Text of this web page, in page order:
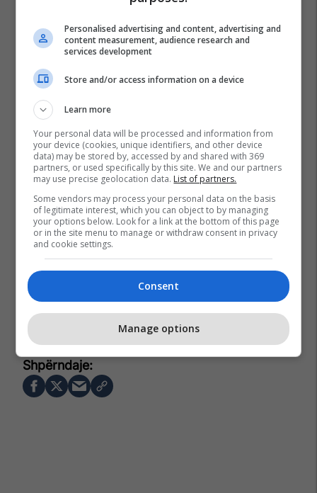
Ferizaj Lokale
Ministria E Infrastrukturës Dhe Transportit
Dimal Basha
Komuna E Shtimes
Ferizaj
Personalised advertising and content, advertising and
content measurement, audience research and
services development
Store and/or access information on a device
Learn more
Your personal data will be processed and information from
your device (cookies, unique identifiers, and other device
data) may be stored by, accessed by and shared with 369
partners, or used specifically by this site. We and our partners
may use precise geolocation data. List of partners.
Some vendors may process your personal data on the basis
of legitimate interest, which you can object to by managing
your options below. Look for a link at the bottom of this page
or in the site menu to manage or withdraw consent in privacy
and cookie settings.
Consent
Manage options